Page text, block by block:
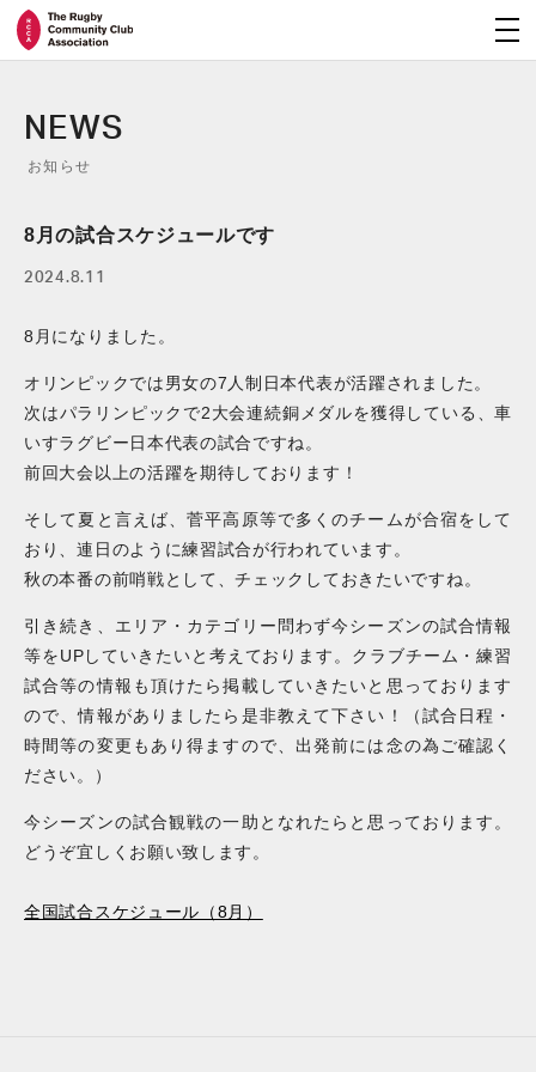
NEWS
お知らせ
8月の試合スケジュールです
2024.8.11
8月になりました。
オリンピックでは男女の7人制日本代表が活躍されました。
次はパラリンピックで2大会連続銅メダルを獲得している、車
いすラグビー日本代表の試合ですね。
前回大会以上の活躍を期待しております！
そして夏と言えば、菅平高原等で多くのチームが合宿をして
おり、連日のように練習試合が行われています。
秋の本番の前哨戦として、チェックしておきたいですね。
引き続き、エリア・カテゴリー問わず今シーズンの試合情報
等をUPしていきたいと考えております。クラブチーム・練習
試合等の情報も頂けたら掲載していきたいと思っております
ので、情報がありましたら是非教えて下さい！（試合日程・
時間等の変更もあり得ますので、出発前には念の為ご確認く
ださい。）
今シーズンの試合観戦の一助となれたらと思っております。
どうぞ宜しくお願い致します。
全国試合スケジュール（8月）